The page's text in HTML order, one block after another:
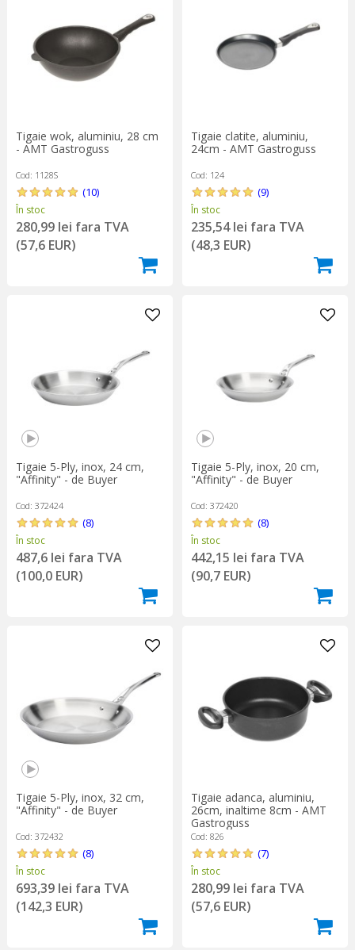
Tigaie wok, aluminiu, 28 cm
- AMT Gastroguss
Cod: 1128S
(10)
În stoc
280,99 lei fara TVA
(57,6 EUR)
Tigaie clatite, aluminiu,
24cm - AMT Gastroguss
Cod: 124
(9)
În stoc
235,54 lei fara TVA
(48,3 EUR)
Tigaie 5-Ply, inox, 24 cm,
"Affinity" - de Buyer
Cod: 372424
(8)
În stoc
487,6 lei fara TVA
(100,0 EUR)
Tigaie 5-Ply, inox, 20 cm,
"Affinity" - de Buyer
Cod: 372420
(8)
În stoc
442,15 lei fara TVA
(90,7 EUR)
Tigaie 5-Ply, inox, 32 cm,
"Affinity" - de Buyer
Cod: 372432
(8)
În stoc
693,39 lei fara TVA
(142,3 EUR)
Tigaie adanca, aluminiu,
26cm, inaltime 8cm - AMT
Gastroguss
Cod: 826
(7)
În stoc
280,99 lei fara TVA
(57,6 EUR)